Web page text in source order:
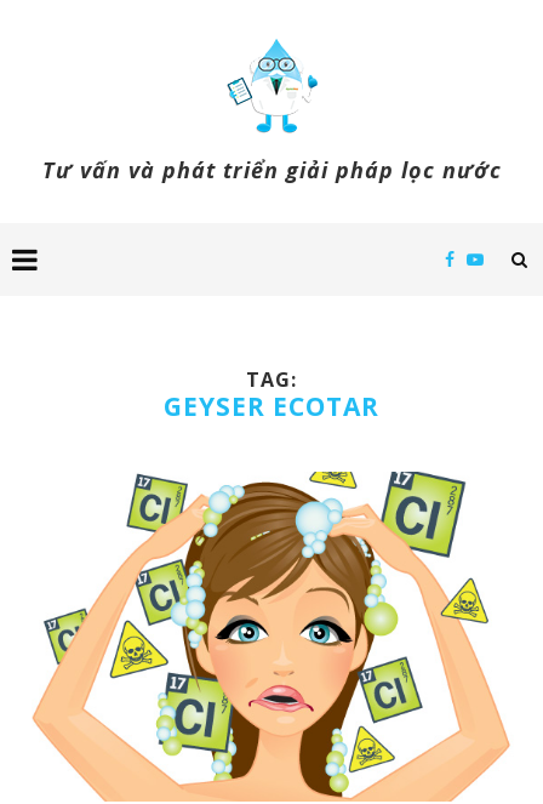
Tư vấn và phát triển giải pháp lọc nước
TAG:
GEYSER ECOTAR